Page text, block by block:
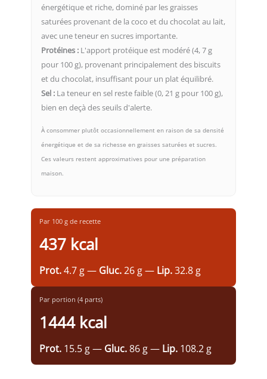
énergétique et riche, dominé par les graisses
saturées provenant de la coco et du chocolat au lait,
avec une teneur en sucres importante.
Protéines : L'apport protéique est modéré (4, 7 g
pour 100 g), provenant principalement des biscuits
et du chocolat, insuffisant pour un plat équilibré.
Sel : La teneur en sel reste faible (0, 21 g pour 100 g),
bien en deçà des seuils d'alerte.
À consommer plutôt occasionnellement en raison de sa densité
énergétique et de sa richesse en graisses saturées et sucres.
Ces valeurs restent approximatives pour une préparation
maison.
Par 100 g de recette
437 kcal
Prot.4.7 g — Gluc.26 g — Lip.32.8 g
Par portion (4 parts)
1444 kcal
Prot. 15.5 g — Gluc.86 g — Lip. 108.2 g